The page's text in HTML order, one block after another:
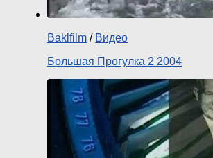
Baklfilm / Видео
Большая Прогулка 2 2004